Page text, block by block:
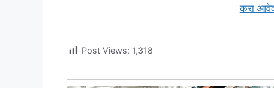
करा
Post Views: 1,318